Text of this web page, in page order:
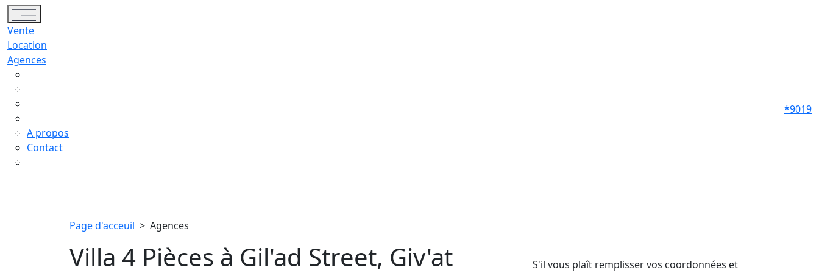
Toggle navigation
Vente
Location
Agences
A propos
Contact
*9019
Page d'acceuil > Agences
Villa 4 Pièces à Gil'ad Street, Giv'at
S'il vous plaît remplisser vos coordonnées et